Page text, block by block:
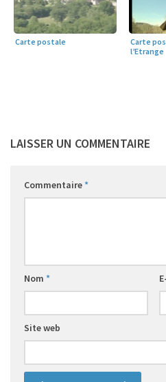
Carte postale
Carte
l’Etrange
LAISSER UN COMMENTAIRE
Commentaire*
Nom *
Site web